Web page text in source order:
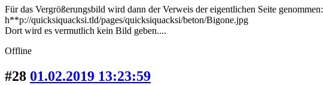
Für das Vergrößerungsbild wird dann der Verweis der eigentlichen Seite genommen:
h**p://quicksiquacksi.tld/pages/quicksiquacksi/beton/Bigone.jpg
Dort wird es vermutlich kein Bild geben....
Offline
#28 01.02.2019 13:23:59